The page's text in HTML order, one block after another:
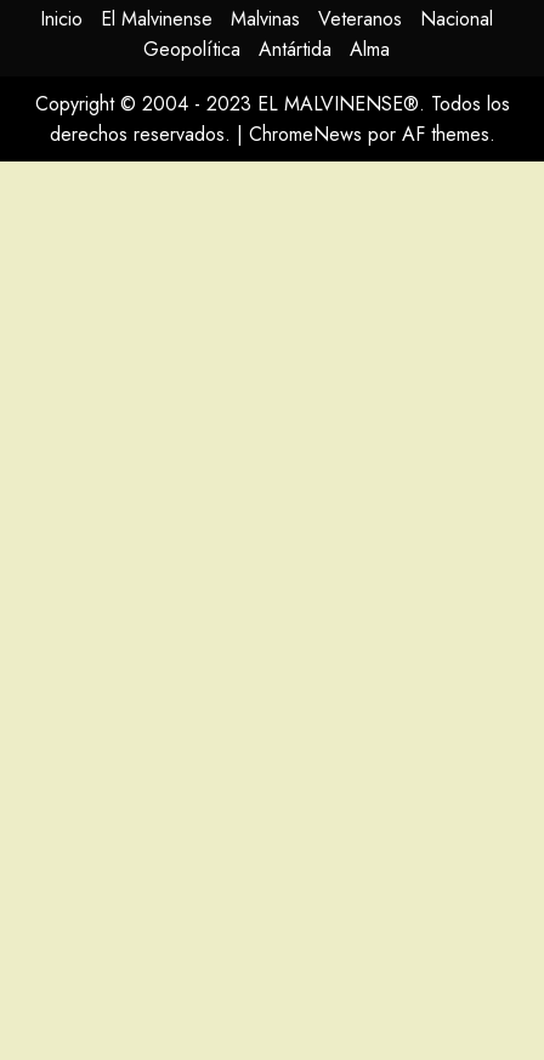
Inicio El Malvinense Malvinas Veteranos
Nacional
Geopolítica
Antártida
Alma
Copyright © 2004 - 2023 EL MALVINENSE®. Todos los
derechos reservados. | ChromeNews por AF themes.